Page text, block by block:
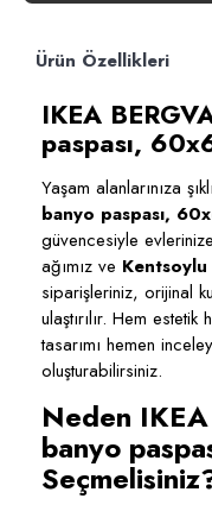
Ürün Özellikleri
IKEA
paspası,
Yaşam alanlarınıza
banyo paspası,
güvencesiyle
ağımız ve Kentsoylu
siparişleriniz, orijinal
ulaştırılır. Hem
tasarımı hemen
oluşturabilirsiniz.
Neden
banyo